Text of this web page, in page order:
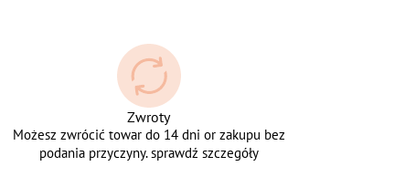
Zwroty
Możesz zwrócić towar do 14 dni or zakupu bez
podania przyczyny. sprawdź szczegóły